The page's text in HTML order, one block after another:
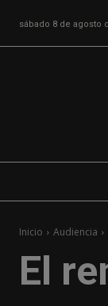
sábado 8 de agosto
Inicio Audiencia
El